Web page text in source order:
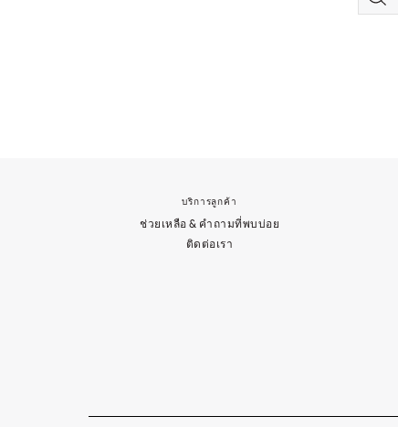
บริการลูกค้า
ช่วยเหลือ & คำถามที่พบบ่อย
ติดต่อเรา